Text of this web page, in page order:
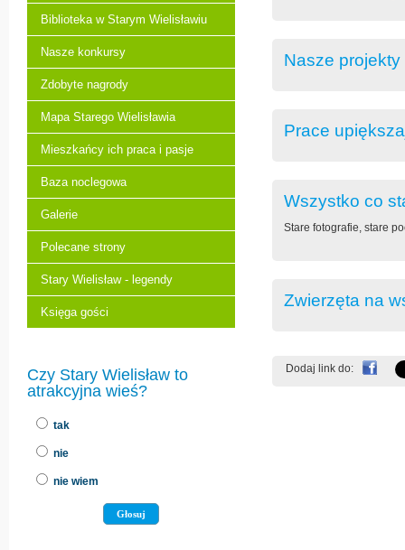
Biblioteka w Starym Wielisławiu
Nasze konkursy
Zdobyte nagrody
Mapa Starego Wielisławia
Mieszkańcy ich praca i pasje
Baza noclegowa
Galerie
Polecane strony
Stary Wielisław - legendy
Księga gości
Czy Stary Wielisław to
atrakcyjna wieś?
tak
nie
nie wiem
Nasze projekty
Prace
Wszystko co
Stare fotografie, stare
Zwierzęta na
Dodaj link do: